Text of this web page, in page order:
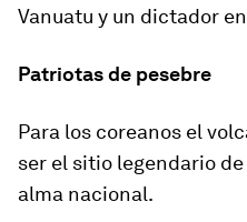
Vanuatu y un dictador
Patriotas de pesebre
Para los coreanos el
ser el sitio legendario
alma nacional.